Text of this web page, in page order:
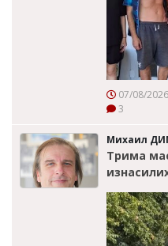
07/08/
3
Михаил
Трима